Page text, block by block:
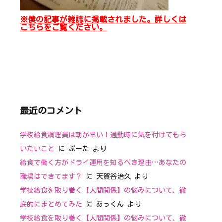
※僕の記事が雑誌に掲載されました。詳しくは
こちらをご覧ください。
最近のコメント
学校給食調理員は朝が早い！通勤時に気を付けてもら
いたいこと
に ぷーた より
給食で働く方がドライ運用を知るべき理由…あなたの
職場はできてます？
に 天賀谷治久 より
学校給食を取り巻く【人間関係】の悩みについて、徹
底的にまとめてみた に あっくん より
学校給食を取り巻く【人間関係】の悩みについて、徹